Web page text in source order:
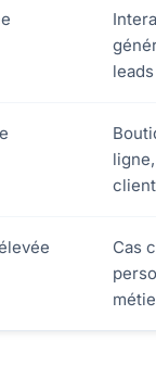
leads
client
Cas